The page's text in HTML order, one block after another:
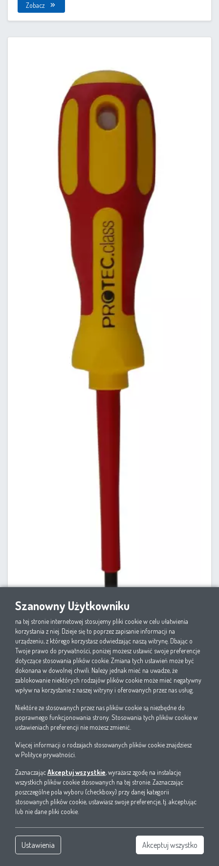
Zobacz
Wkrętak krzyżakowy Philips (PH) PKSD PH3 3x150 mm
051137
Zobacz
Szanowny Użytkowniku
na tej stronie internetowej stosujemy pliki cookie w celu ułatwienia
korzystania z niej. Dzieje się to poprzez zapisanie informacji na
urządzeniu, z którego korzystasz odwiedzając naszą witrynę. Dbając o
Twoje prawo do prywatności, poniżej możesz ustawić swoje preferencje
dotyczące stosowania plików cookie. Zmiana tych ustawień może być
dokonana w dowolnej chwili. Należy jednak mieć na uwadze, że
zablokowanie niektórych rodzajów plików cookie może mieć negatywny
wpływ na korzystanie z naszej witryny i oferowanych przez nas usług.
Niektóre ze stosowanych przez nas plików cookie są niezbędne do
poprawnego funkcjonowania strony. Stosowania tych plików cookie w
ustawieniach preferencji nie możesz zmienić.
Więcej informacji o rodzajach stosowanych plików cookie znajdziesz
w Polityce prywatności
ZaznaczającAkceptuj wszystkie, wyrażasz zgodę na instalację
wszystkich plików cookie stosowanych na tej stronie. Zaznaczając
poszczególne pola wyboru (checkboxy) przy danej kategorii
stosowanych plików cookie, ustawiasz swoje preferencje, tj. akceptując
lub nie dane pliki cookie.
Ustawienia Akceptuj wszystko